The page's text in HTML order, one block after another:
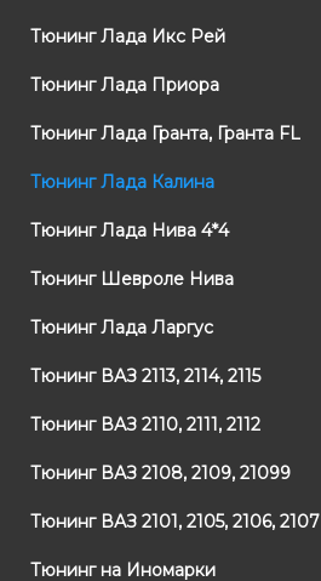
Тюнинг Лада Икс Рей
Тюнинг Лада Приора
Тюнинг Лада Гранта, Гранта FL
Тюнинг Лада Калина
Тюнинг Лада Нива 4*4
Тюнинг Шевроле Нива
Тюнинг Лада Ларгус
Тюнинг ВАЗ 2113, 2114, 2115
Тюнинг ВАЗ 2110, 2111, 2112
Тюнинг ВАЗ 2108, 2109, 21099
Тюнинг ВАЗ 2101, 2105, 2106, 2107
Тюнинг на Иномарки